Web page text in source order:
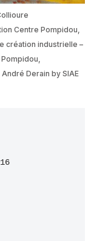
Centre Pompidou,
création industrielle –
Derain by SIAE